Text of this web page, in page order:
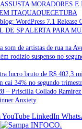
MORADORES
ITAQUAQUECETUBA
WordPress 7.1 Release
DE SP ALERTA PARA
som de artistas de rua na
rodízio suspenso no
lucro bruto de R$ 402,3
cai 34% no segundo
– Priscilla Collado
Anxiety
YouTube LinkedIn